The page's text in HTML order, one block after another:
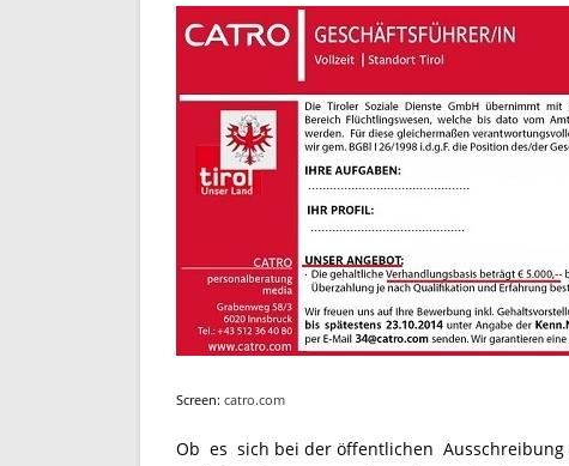
Screen: catro.com
Ob es sich bei der öffentlichen